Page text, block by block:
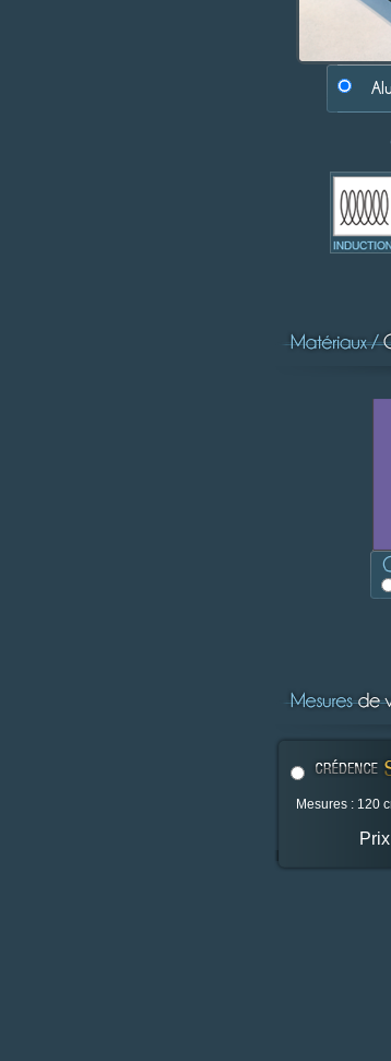
Mesures : 120